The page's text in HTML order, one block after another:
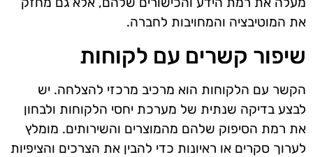
את המוטיבציה והמחויבות לחברה.
שיפור קשרים עם לקוחות
הקשר עם הלקוחות הוא מרכיב מרכזי להצלחה. יש
לבצע בדיקה שנתית של מערכת יחסי הלקוחות ולבחון
את רמת הסיפוק שלהם מהמוצרים והשירותים. מומלץ
לערוך סקרים או ראיונות כדי להבין את הצרכים והציפיות